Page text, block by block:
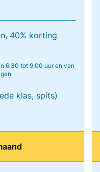
40% korting
6.30 tot 9.00 uur en van
klas, spits)